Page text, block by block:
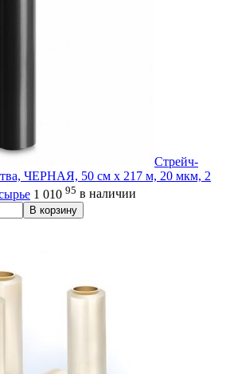
Стрейч-
ЧЕРНАЯ, 50 см х 217 м, 20 мкм, 2
1 010 95 в наличии
В корзину